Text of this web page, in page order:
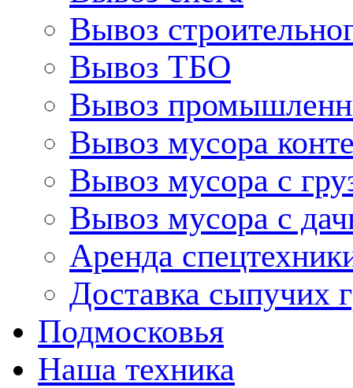
Вывоз
Вывоз ТБО
Вывоз
Вывоз мусора
Вывоз мусора с
Вывоз мусора с
Аренда
Доставка сыпучих
Подмосковья
Наша техника